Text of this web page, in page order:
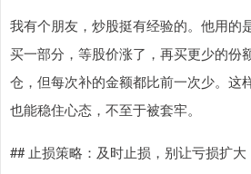
我有个朋友，炒股挺有经验的。他用的
买一部分，等股价涨了，再买更少的份
仓，但每次补的金额都比前一次少。这
也能稳住心态，不至于被套牢。
## 止损策略：及时止损，别让亏损扩大